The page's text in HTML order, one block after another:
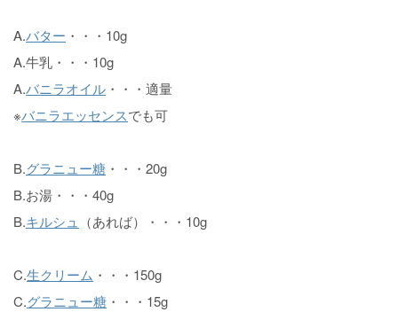
A.バター ・・・10g
A.牛乳・・・10g
A.バニラオイル ・・・適量
※バニラエッセンスでも可
B.グラニュー糖 ・・・20g
B.お湯・・・40g
B.キルシュ （あれば）・・・10g
C.生クリーム ・・・150g
C.グラニュー糖 ・・・15g